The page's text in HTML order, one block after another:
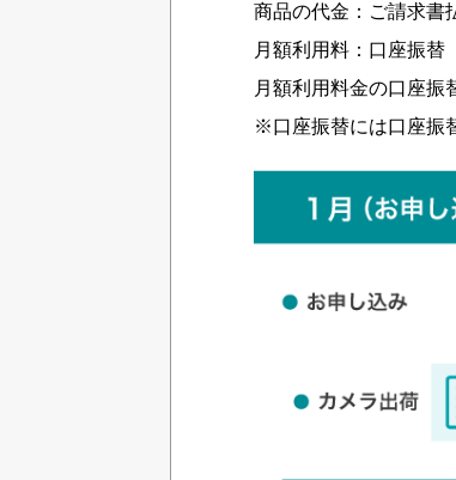
商品の代金：ご請求書
月額利用料：口座振替
月額利用料金の口座振
※口座振替には口座振